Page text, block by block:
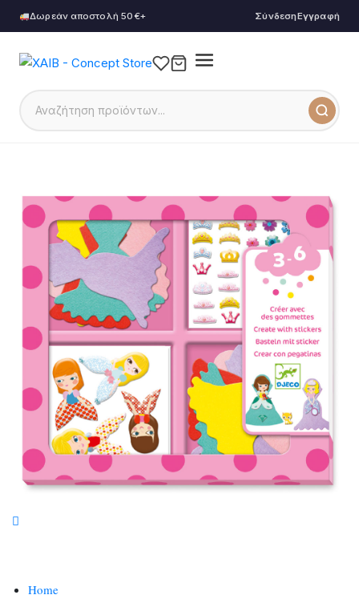
Δωρεάν αποστολή 50€+ ΣύνδεσηΕγγραφή
Home